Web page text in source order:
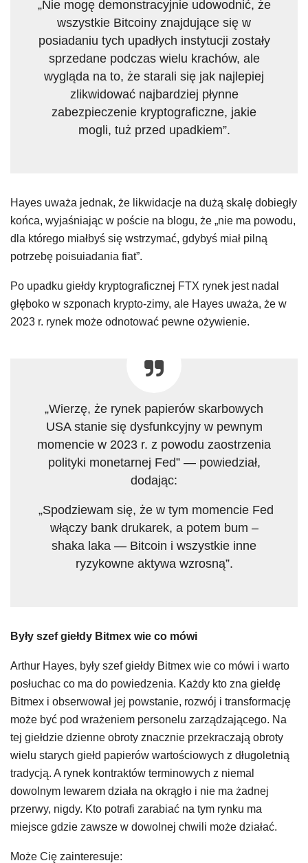
„Nie mogę demonstracyjnie udowodnić, że
wszystkie Bitcoiny znajdujące się w
posiadaniu tych upadłych instytucji zostały
sprzedane podczas wielu krachów, ale
wygląda na to, że starali się jak najlepiej
zlikwidować najbardziej płynne
zabezpieczenie kryptograficzne, jakie
mogli, tuż przed upadkiem”.
Hayes uważa jednak, że likwidacje na dużą skalę dobiegły
końca, wyjaśniając w poście na blogu, że „nie ma powodu,
dla którego miałbyś się wstrzymać, gdybyś miał pilną
potrzebę poisuiadania fiat”.
Po upadku giełdy kryptograficznej FTX rynek jest nadal
głęboko w szponach krypto-zimy, ale Hayes uważa, że w
2023 r. rynek może odnotować pewne ożywienie.
„Wierzę, że rynek papierów skarbowych
USA stanie się dysfunkcyjny w pewnym
momencie w 2023 r. z powodu zaostrzenia
polityki monetarnej Fed” — powiedział,
dodając:
„Spodziewam się, że w tym momencie Fed
włączy bank drukarek, a potem bum –
shaka laka — Bitcoin i wszystkie inne
ryzykowne aktywa wzrosną”.
Były szef giełdy Bitmex wie co mówi
Arthur Hayes, były szef giełdy Bitmex wie co mówi i warto
posłuchac co ma do powiedzenia. Każdy kto zna giełdę
Bitmex i obserwował jej powstanie, rozwój i transformację
może być pod wrażeniem personelu zarządzającego. Na
tej giełdzie dzienne obroty znacznie przekraczają obroty
wielu starych giełd papierów wartościowych z długoletnią
tradycją. A rynek kontraktów terminowych z niemal
dowolnym lewarem działa na okrągło i nie ma żadnej
przerwy, nigdy. Kto potrafi zarabiać na tym rynku ma
miejsce gdzie zawsze w dowolnej chwili może działać.
Może Cię zainteresuje: